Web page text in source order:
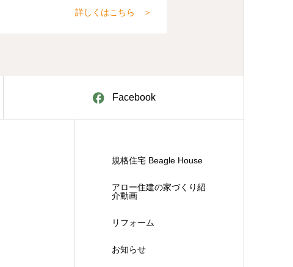
生活を考えたときに小さくても良
詳しくはこちら ＞
Facebook
規格住宅 Beagle House
アロー住建の家づくり紹
介動画
リフォーム
お知らせ